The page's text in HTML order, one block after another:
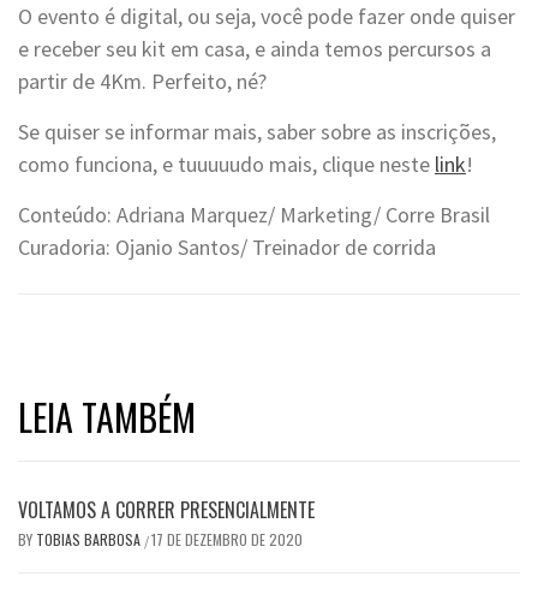
O evento é digital, ou seja, você pode fazer onde quiser
e receber seu kit em casa, e ainda temos percursos a
partir de 4Km. Perfeito, né?
Se quiser se informar mais, saber sobre as inscrições,
como funciona, e tuuuuudo mais, clique neste link!
Conteúdo: Adriana Marquez/ Marketing/ Corre Brasil
Curadoria: Ojanio Santos/ Treinador de corrida
LEIA TAMBÉM
VOLTAMOS A CORRER PRESENCIALMENTE
BY TOBIAS BARBOSA /17 DE DEZEMBRO DE 2020